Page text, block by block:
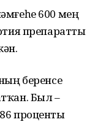
600 мең
препаратты
беренсе
Был –
проценты